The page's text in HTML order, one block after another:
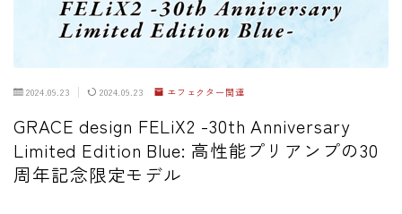
エフェクター
オーバードライブ
ファズ
2024.09.23 2024.09.23 エフェクター関連
GRACE design FELiX2 -30th Anniversary
Limited Edition Blue: 高性能プリアンプの30
周年記念限定モデル